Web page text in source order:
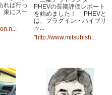
れば行っ
東にスー
PHEVの長期評価レポート
を始めました！ PHEVと
は、プラグイン・ハイブリ
ッ...
"http://www.mitsubish...